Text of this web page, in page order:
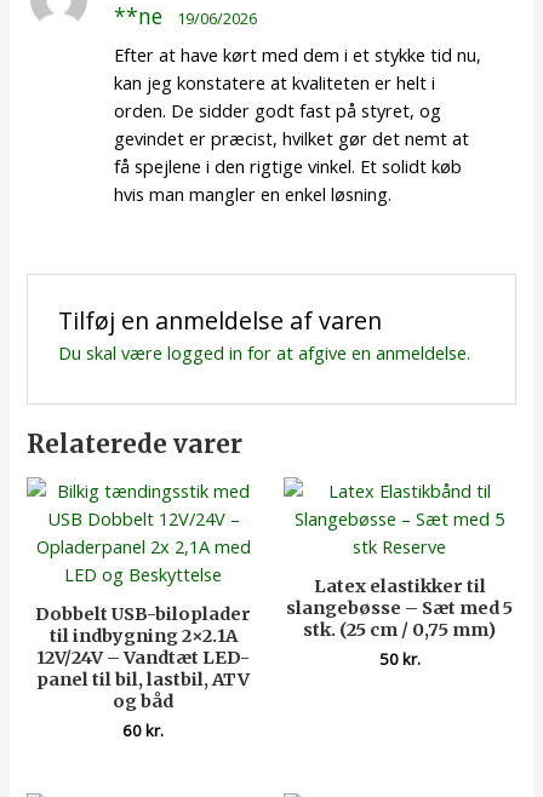
ud af 5
**ne 19/06/2026
Efter at have kørt med dem i et stykke tid nu,
kan jeg konstatere at kvaliteten er helt i
orden. De sidder godt fast på styret, og
gevindet er præcist, hvilket gør det nemt at
få spejlene i den rigtige vinkel. Et solidt køb
hvis man mangler en enkel løsning.
Tilføj en anmeldelse af varen
Du skal være logged in for at afgive en anmeldelse.
Relaterede varer
Dobbelt USB-biloplader
til indbygning 2×2.1A
12V/24V – Vandtæt LED-
panel til bil, lastbil, ATV
og båd
60kr.
Latex elastikker til
slangebøsse – Sæt med 5
stk. (25 cm / 0,75 mm)
50kr.